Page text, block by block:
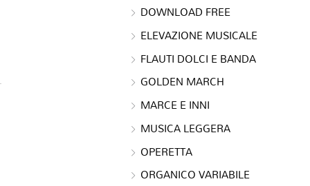
DOWNLOAD FREE
ELEVAZIONE MUSICALE
FLAUTI DOLCI E BANDA
GOLDEN MARCH
MARCE E INNI
MUSICA LEGGERA
OPERETTA
ORGANICO VARIABILE